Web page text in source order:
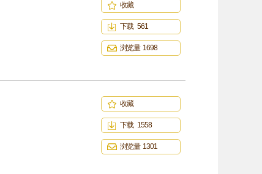
收藏
下载 561
浏览量 1698
收藏
下载 1558
浏览量 1301